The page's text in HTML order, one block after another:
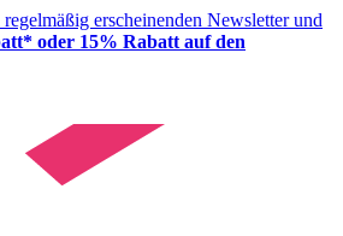
regelmäßig erscheinenden Newsletter und
oder 15% Rabatt auf den